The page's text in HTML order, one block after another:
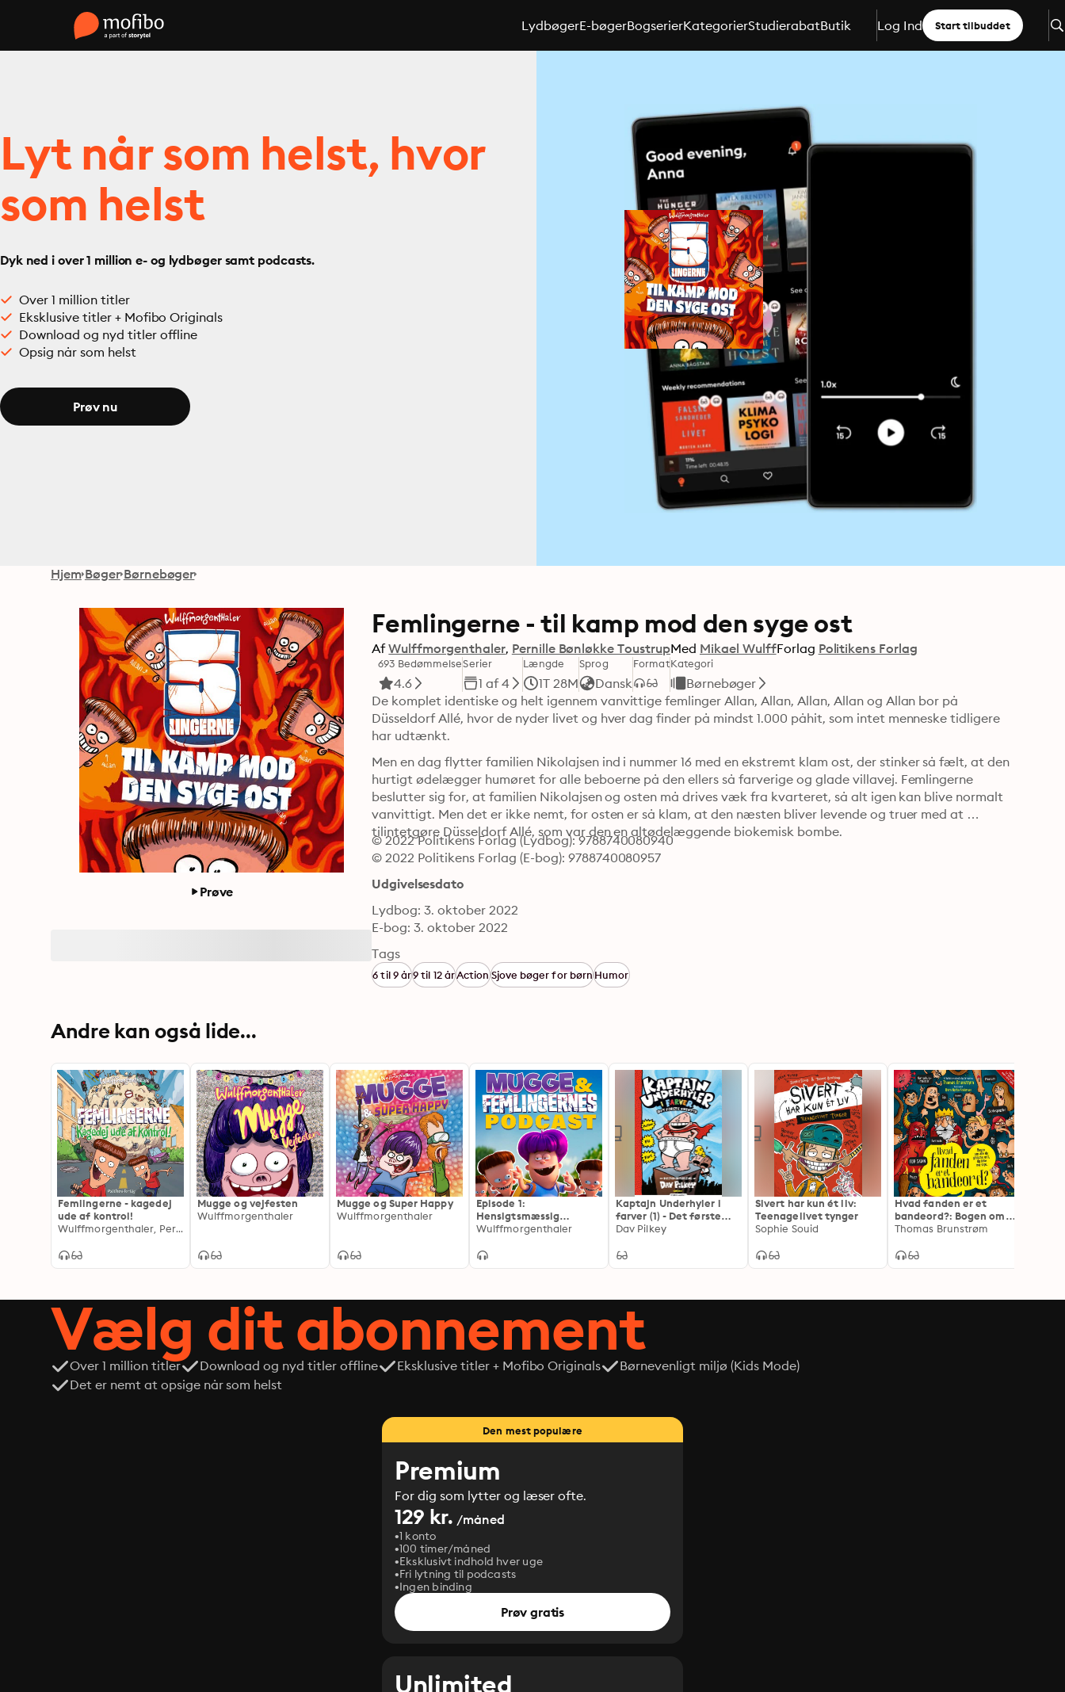
LydbøgerE-bøgerBogserierKategorierStudierabatButik Log Ind Start tilbuddet
Lyt når som helst, hvor
som helst
Dyk ned i over 1 million e- og lydbøger samt podcasts.
Over 1 million titler
Eksklusive titler + Mofibo Originals
Download og nyd titler offline
Opsig når som helst
Prøv nu
Hjem Bøger Børnebøger
Prøve
Femlingerne - til kamp mod den syge ost
Af Wulffmorgenthaler Pernille Bønløkke ToustrupMed Mikael WulffForlag Politikens Forlag
693 Bedømmelse
4.6
Serier
1 af 4
Længde
1T 28M
Sprog
Dansk
FormatKategori
Børnebøger
De komplet identiske og helt igennem vanvittige femlinger Allan, Allan, Allan, Allan og Allan bor på
Düsseldorf Allé, hvor de nyder livet og hver dag finder på mindst 1.000 påhit, som intet menneske tidligere
har udtænkt.
Men en dag flytter familien Nikolajsen ind i nummer 16 med en ekstremt klam ost, der stinker så fælt, at den
hurtigt ødelægger humøret for alle beboerne på den ellers så farverige og glade villavej. Femlingerne
beslutter sig for, at familien Nikolajsen og osten må drives væk fra kvarteret, så alt igen kan blive normalt
vanvittigt. Men det er ikke nemt, for osten er så klam, at den næsten bliver levende og truer med at
tilintetgøre Düsseldorf Allé, som var den en altødelæggende biokemisk bombe.
© 2022 Politikens Forlag (Lydbog): 9788740080940
© 2022 Politikens Forlag (E-bog): 9788740080957
Udgivelsesdato
Lydbog: 3. oktober 2022
E-bog: 3. oktober 2022
Tags
6 til 9 år9 til 12 årActionSjove bøger for børnHumor
Andre kan også lide...
Femlingerne - kagedej
ude af kontrol!
Wulffmorgenthaler, Pernille Bønløkke Toustrup
Mugge og vejfesten
Wulffmorgenthaler
Mugge og Super Happy
Wulffmorgenthaler
Episode 1:
Hensigtsmæssig
opbevaring af
Wulffmorgenthaler
Kaptajn Underhyler i
farver (1) - Det første
eventyr
Dav Pilkey
Sivert har kun ét liv:
Teenagelivet tynger
Sophie Souid
Hvad fanden er et
bandeord?: Bogen om
alle de grimme ord, du
Thomas Brunstrøm
Vælg dit abonnement
Over 1 million titler Download og nyd titler offline Eksklusive titler + Mofibo Originals
Børnevenligt miljø (Kids Mode)
Det er nemt at opsige når som helst
Den mest populære
Premium
For dig som lytter og læser ofte.
129 kr. /måned
1 konto
100 timer/måned
Eksklusivt indhold hver uge
Fri lytning til podcasts
Ingen binding
Prøv gratis
Unlimited